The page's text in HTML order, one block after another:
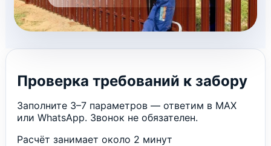
Проверка требований к забору
Заполните 3–7 параметров — ответим в MAX
или WhatsApp. Звонок не обязателен.
Расчёт занимает около 2 минут